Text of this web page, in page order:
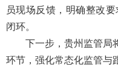
员现场反馈，明确整改
闭环。
下一步，贵州监管局
环节，强化常态化监管与
式